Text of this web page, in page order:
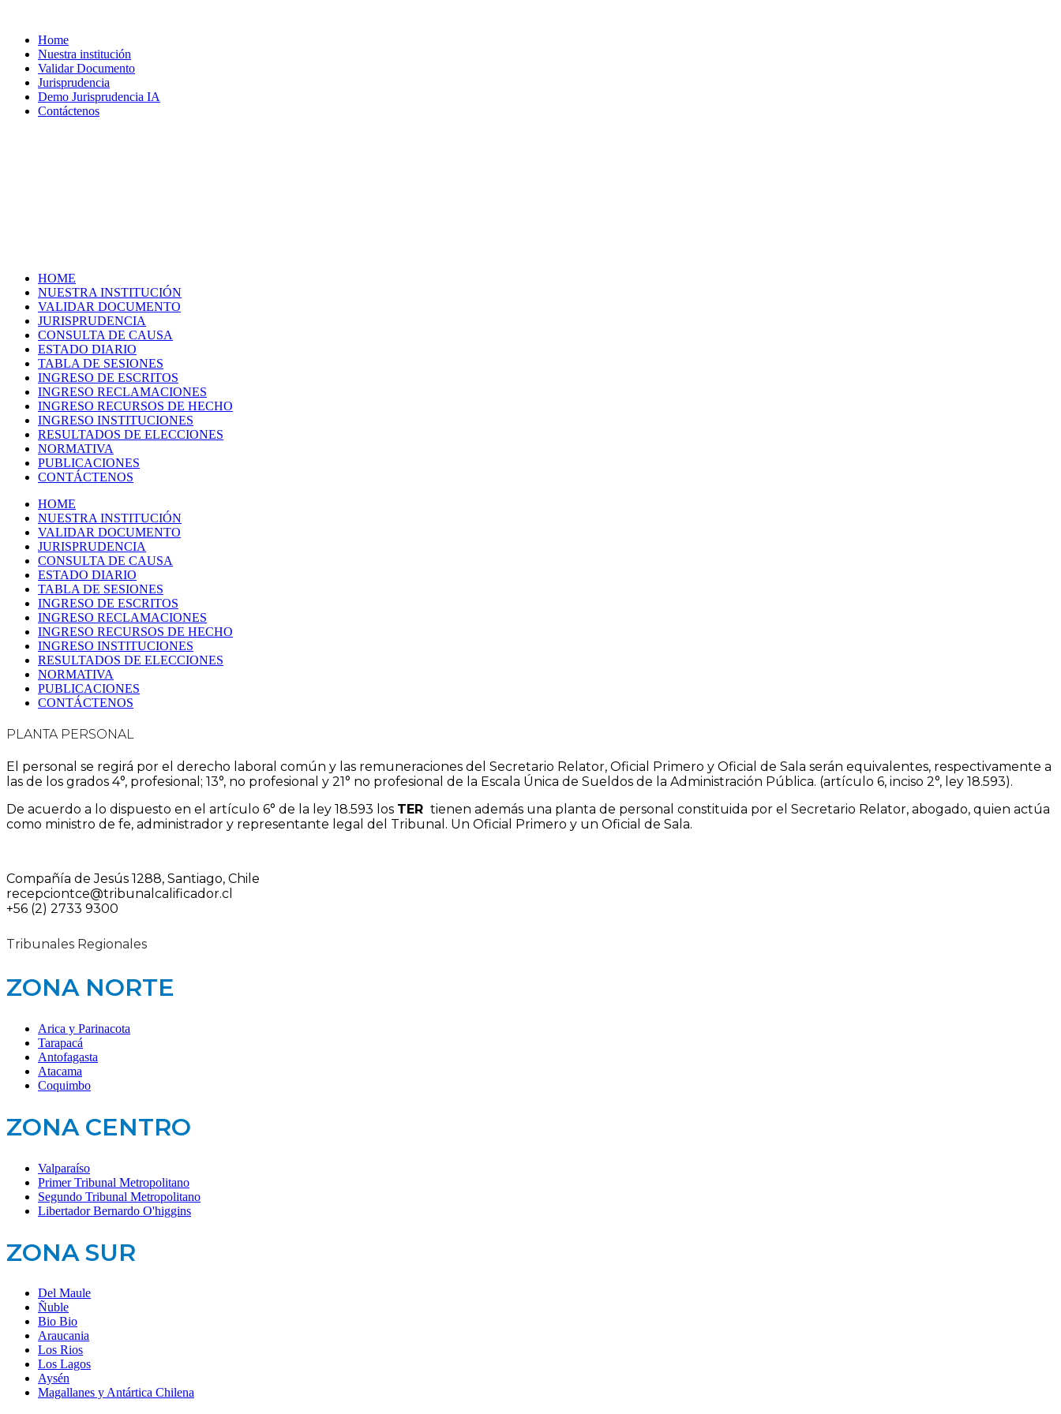
Home
Nuestra institución
Validar Documento
Jurisprudencia
Demo Jurisprudencia IA
Contáctenos
HOME
NUESTRA INSTITUCIÓN
VALIDAR DOCUMENTO
JURISPRUDENCIA
CONSULTA DE CAUSA
ESTADO DIARIO
TABLA DE SESIONES
INGRESO DE ESCRITOS
INGRESO RECLAMACIONES
INGRESO RECURSOS DE HECHO
INGRESO INSTITUCIONES
RESULTADOS DE ELECCIONES
NORMATIVA
PUBLICACIONES
CONTÁCTENOS
HOME
NUESTRA INSTITUCIÓN
VALIDAR DOCUMENTO
JURISPRUDENCIA
CONSULTA DE CAUSA
ESTADO DIARIO
TABLA DE SESIONES
INGRESO DE ESCRITOS
INGRESO RECLAMACIONES
INGRESO RECURSOS DE HECHO
INGRESO INSTITUCIONES
RESULTADOS DE ELECCIONES
NORMATIVA
PUBLICACIONES
CONTÁCTENOS
PLANTA PERSONAL
El personal se regirá por el derecho laboral común y las remuneraciones del Secretario Relator, Oficial Primero y Oficial de Sala serán equivalentes, respectivamente a
las de los grados 4°, profesional; 13°, no profesional y 21° no profesional de la Escala Única de Sueldos de la Administración Pública. (artículo 6, inciso 2°, ley 18.593).
De acuerdo a lo dispuesto en el artículo 6° de la ley 18.593 los TER tienen además una planta de personal constituida por el Secretario Relator, abogado, quien actúa
como ministro de fe, administrador y representante legal del Tribunal. Un Oficial Primero y un Oficial de Sala.
Compañía de Jesús 1288, Santiago, Chile
recepciontce@tribunalcalificador.cl
+56 (2) 2733 9300
Tribunales Regionales
ZONA NORTE
Arica y Parinacota
Tarapacá
Antofagasta
Atacama
Coquimbo
ZONA CENTRO
Valparaíso
Primer Tribunal Metropolitano
Segundo Tribunal Metropolitano
Libertador Bernardo O'higgins
ZONA SUR
Del Maule
Ñuble
Bio Bio
Araucania
Los Rios
Los Lagos
Aysén
Magallanes y Antártica Chilena